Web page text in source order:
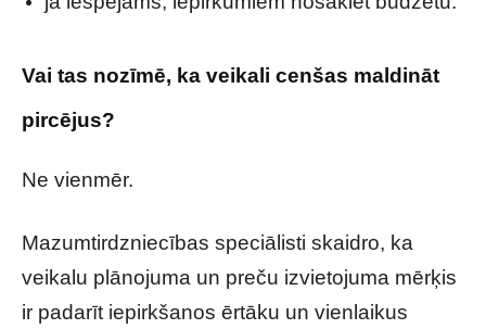
Vai tas nozīmē, ka veikali cenšas maldināt
pircējus?
Ne vienmēr.
Mazumtirdzniecības speciālisti skaidro, ka
veikalu plānojuma un preču izvietojuma mērķis
ir padarīt iepirkšanos ērtāku un vienlaikus